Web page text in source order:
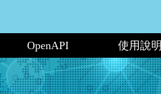
OpenAPI 使用說明